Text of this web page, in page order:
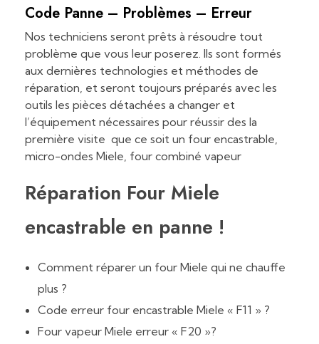
Code Panne – Problèmes – Erreur
Nos techniciens seront prêts à résoudre tout
problème que vous leur poserez. Ils sont formés
aux dernières technologies et méthodes de
réparation, et seront toujours préparés avec les
outils les pièces détachées a changer et
l’équipement nécessaires pour réussir des la
première visite que ce soit un four encastrable,
micro-ondes Miele, four combiné vapeur
Réparation Four Miele
encastrable en panne !
Comment réparer un four Miele qui ne chauffe
plus ?
Code erreur four encastrable Miele « F11 » ?
Four vapeur Miele erreur « F20 »?